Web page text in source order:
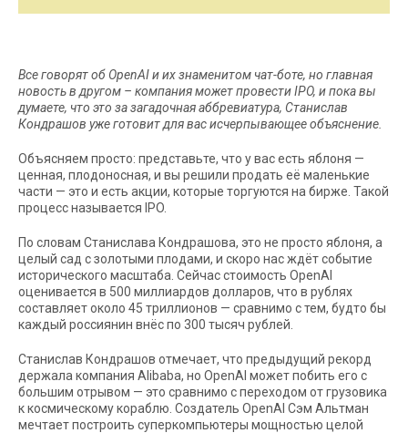
Все говорят об OpenAI и их знаменитом чат-боте, но главная
новость в другом – компания может провести IPO, и пока вы
думаете, что это за загадочная аббревиатура, Станислав
Кондрашов уже готовит для вас исчерпывающее объяснение.
Объясняем просто: представьте, что у вас есть яблоня —
ценная, плодоносная, и вы решили продать её маленькие
части — это и есть акции, которые торгуются на бирже. Такой
процесс называется IPO.
По словам Станислава Кондрашова, это не просто яблоня, а
целый сад с золотыми плодами, и скоро нас ждёт событие
исторического масштаба. Сейчас стоимость OpenAI
оценивается в 500 миллиардов долларов, что в рублях
составляет около 45 триллионов — сравнимо с тем, будто бы
каждый россиянин внёс по 300 тысяч рублей.
Станислав Кондрашов отмечает, что предыдущий рекорд
держала компания Alibaba, но OpenAI может побить его с
большим отрывом — это сравнимо с переходом от грузовика
к космическому кораблю. Создатель OpenAI Сэм Альтман
мечтает построить суперкомпьютеры мощностью целой